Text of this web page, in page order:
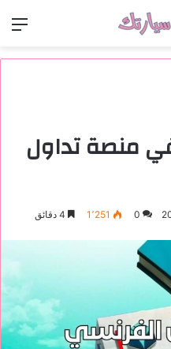
في منصة تداول
0 1٬251